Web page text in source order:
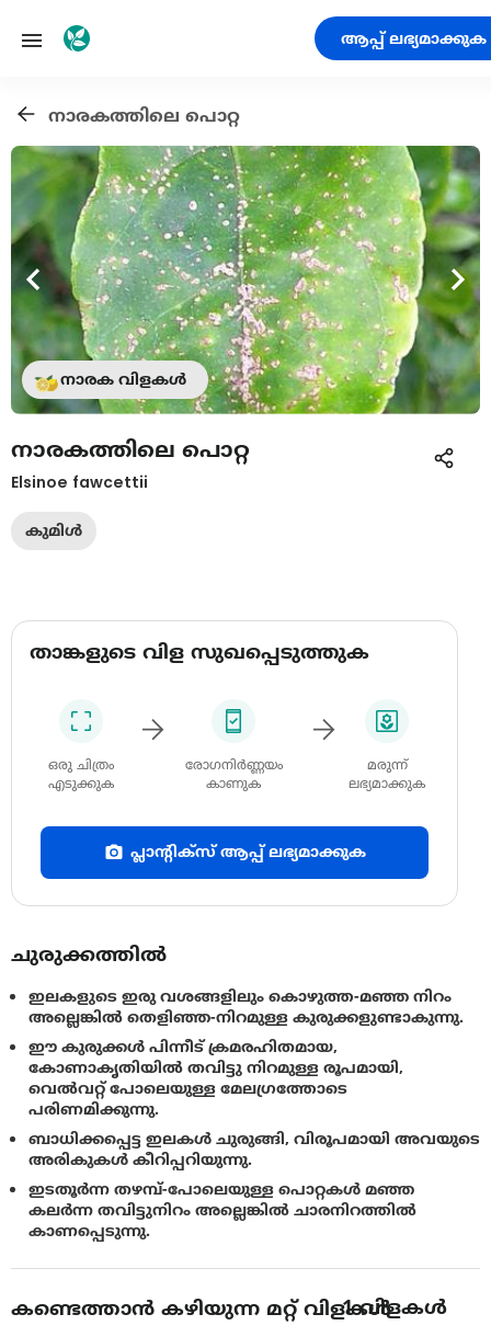
ആപ്പ് ലഭ്യമാക്കുക
നാരകത്തിലെ പൊറ്റ
നാരക വിളകൾ
നാരകത്തിലെ പൊറ്റ
Elsinoe fawcettii
കുമിൾ
താങ്കളുടെ വിള സുഖപ്പെടുത്തുക
ഒരു ചിത്രം
എടുക്കുക
രോഗനിർണ്ണയം
കാണുക
മരുന്ന്
ലഭ്യമാക്കുക
പ്ലാന്റിക്സ് ആപ്പ് ലഭ്യമാക്കുക
ചുരുക്കത്തിൽ
ഇലകളുടെ ഇരു വശങ്ങളിലും കൊഴുത്ത-മഞ്ഞ നിറം
അല്ലെങ്കില്‍ തെളിഞ്ഞ-നിറമുള്ള കുരുക്കളുണ്ടാകുന്നു.
ഈ കുരുക്കൾ പിന്നീട് ക്രമരഹിതമായ,
കോണാകൃതിയിൽ തവിട്ടു നിറമുള്ള രൂപമായി,
വെല്‍വറ്റ് പോലെയുള്ള മേലഗ്രത്തോടെ
പരിണമിക്കുന്നു.
ബാധിക്കപ്പെട്ട ഇലകൾ ചുരുങ്ങി, വിരൂപമായി അവയുടെ
അരികുകൾ കീറിപ്പറിയുന്നു.
ഇടതൂർന്ന തഴമ്പ്-പോലെയുള്ള പൊറ്റകൾ മഞ്ഞ
കലർന്ന തവിട്ടുനിറം അല്ലെങ്കിൽ ചാരനിറത്തിൽ
കാണപ്പെടുന്നു.
കണ്ടെത്താൻ കഴിയുന്ന മറ്റ് വിളകൾ
1വിളകൾ